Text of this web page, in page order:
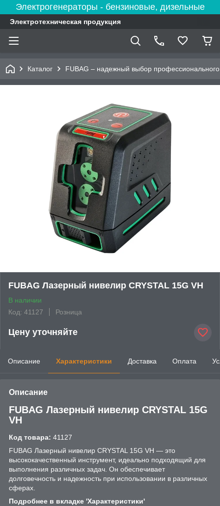
Электрогенераторы - бензиновые, дизельные
Электротехническая продукция
Каталог FUBAG – надежный выбор
FUBAG Лазерный нивелир CRYSTAL 15G VH
В наличии
Код: 41127
Розница
Цену уточняйте
Описание Характеристики Доставка Оплата
Описание
FUBAG Лазерный нивелир CRYSTAL 15G
VH
Код товара: 41127
FUBAG Лазерный нивелир CRYSTAL 15G VH — это
высококачественный инструмент, идеально подходящий для
выполнения различных задач. Он обеспечивает
долговечность и надежность при использовании в различных
сферах.
Подробнее в вкладке 'Характеристики'